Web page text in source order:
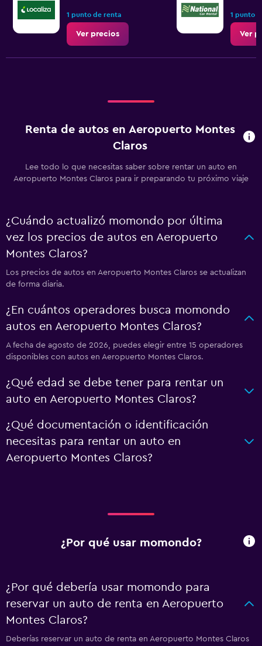
1 punto de renta
Ver precios
1 punto
Ver
Renta de autos en Aeropuerto Montes
Claros
Lee todo lo que necesitas saber sobre rentar un auto en
Aeropuerto Montes Claros para ir preparando tu próximo viaje
¿Cuándo actualizó momondo por última
vez los precios de autos en Aeropuerto
Montes Claros?
Los precios de autos en Aeropuerto Montes Claros se actualizan
de forma diaria.
¿En cuántos operadores busca momondo
autos en Aeropuerto Montes Claros?
A fecha de agosto de 2026, puedes elegir entre 15 operadores
disponibles con autos en Aeropuerto Montes Claros.
¿Qué edad se debe tener para rentar un
auto en Aeropuerto Montes Claros?
¿Qué documentación o identificación
necesitas para rentar un auto en
Aeropuerto Montes Claros?
¿Por qué usar momondo?
¿Por qué debería usar momondo para
reservar un auto de renta en Aeropuerto
Montes Claros?
Deberías reservar un auto de renta en Aeropuerto Montes Claros